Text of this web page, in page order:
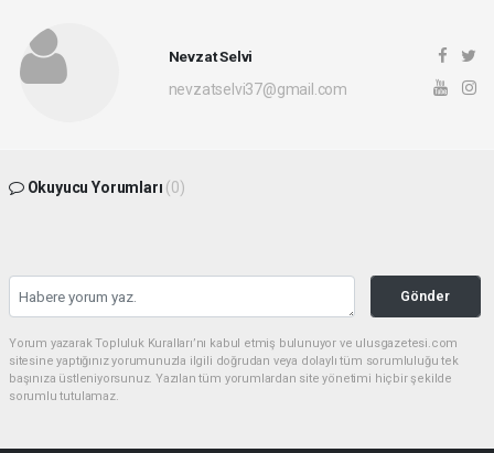
Nevzat Selvi
nevzatselvi37@gmail.com
Okuyucu Yorumları (0)
Gönder
Yorum yazarak Topluluk Kuralları’nı kabul etmiş bulunuyor ve ulusgazetesi.com
sitesine yaptığınız yorumunuzla ilgili doğrudan veya dolaylı tüm sorumluluğu tek
başınıza üstleniyorsunuz. Yazılan tüm yorumlardan site yönetimi hiçbir şekilde
sorumlu tutulamaz.